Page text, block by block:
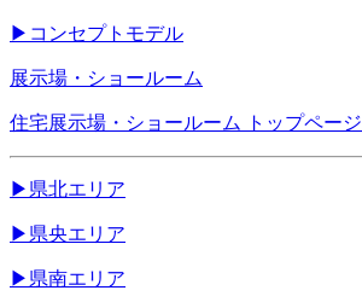
▶ コンセプトモデル
展示場・ショールーム
住宅展示場・ショールーム トップページ
▶ 県北エリア
▶ 県央エリア
▶ 県南エリア